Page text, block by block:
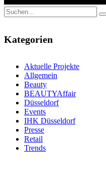
Kategorien
Aktuelle Projekte
Allgemein
Beauty
BEAUTYAffair
Düsseldorf
Events
IHK Düsseldorf
Presse
Retail
Trends